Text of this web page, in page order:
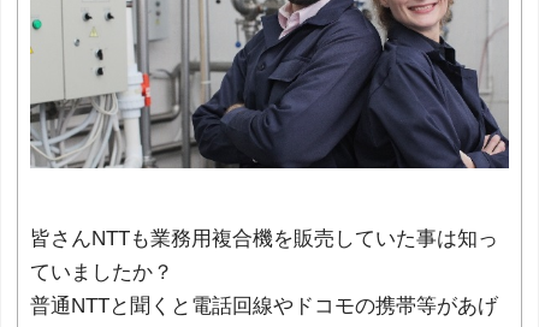
皆さんNTTも業務用複合機を販売していた事は知っ
ていましたか？
普通NTTと聞くと電話回線やドコモの携帯等があげ